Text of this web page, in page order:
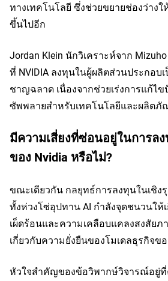
ทางเทคโนโลยี ซึ่งช่วยขยายช่องว่าง
ขึ้นไปอีก
Jordan Klein นักวิเคราะห์จาก
ที่ NVIDIA ลงทุนในผู้ผลิตส่วนประกอบ
ชาญฉลาด เนื่องจากช่วยเร่งการแก้ไ
ซัพพลายสำหรับเทคโนโลยีและผลิต
มีความเสี่ยงที่ซ่อนอยู่ในการล
ของ Nvidia หรือไม่?
ขณะเดียวกัน กลยุทธ์การลงทุนในเชิง
ทั้งห่วงโซ่อุปทาน AI กำลังจุดชนวนให้
เผ็ดร้อนและความเคลือบแคลงสงสัยภ
เกี่ยวกับความยั่งยืนของโมเดลธุรกิจข
หัวใจสำคัญของข้อวิพากษ์วิจารณ์อยู่ที่